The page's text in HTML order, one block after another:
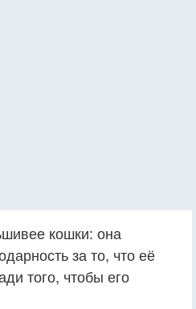
кошки: она
за то, что её
того, чтобы его